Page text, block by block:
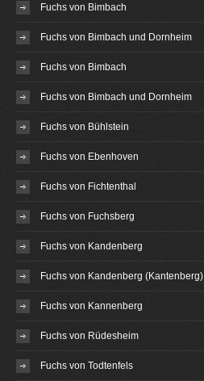
Fuchs von Bimbach
Fuchs von Bimbach und Dornheim
Fuchs von Bimbach
Fuchs von Bimbach und Dornheim
Fuchs von Bühlstein
Fuchs von Ebenhoven
Fuchs von Fichtenthal
Fuchs von Fuchsberg
Fuchs von Kandenberg
Fuchs von Kandenberg (Kantenberg)
Fuchs von Kannenberg
Fuchs von Rüdesheim
Fuchs von Todtenfels